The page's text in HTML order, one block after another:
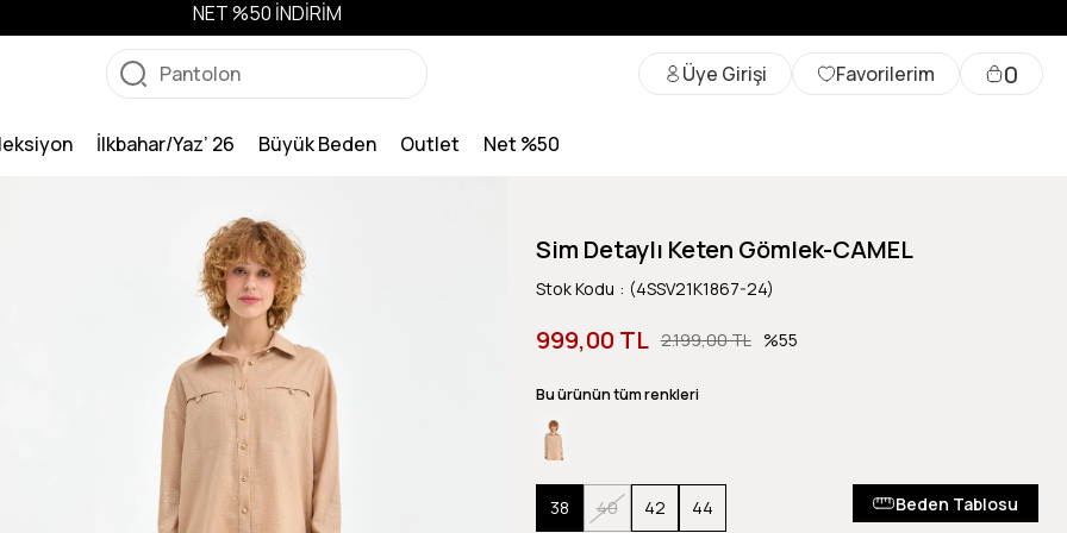
NET %50 İNDİRİM
Üye Girişi Favorilerim 0
İlkbahar/Yaz’ 26 Büyük Beden Outlet Net %50
Sim Detaylı Keten Gömlek-CAMEL
Stok Kodu (4SSV21K1867-24)
2.199,00 TL
999,00 TL 55
Bu ürünün tüm renkleri
38 40 42 44 Beden Tablosu